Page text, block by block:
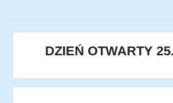
DZIEŃ OTWARTY